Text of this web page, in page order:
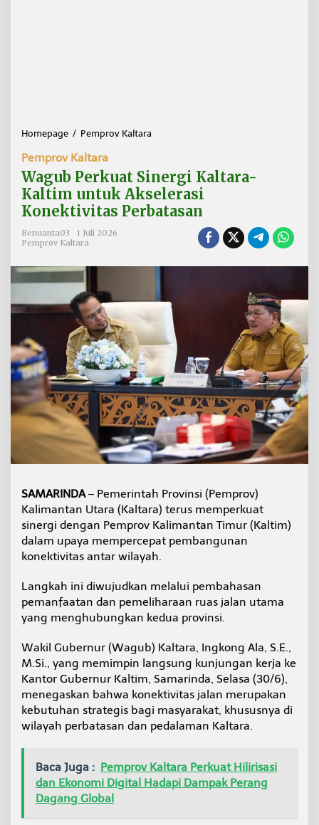
Homepage / Pemprov Kaltara
u
b
P
e
i
n
r
g
i
K
a
l
t
a
r
a
-
a
i
m
u
k
A
s
e
r
a
s
i
o
n
e
Pemprov Kaltara
Wagub Perkuat Sinergi Kaltara-
Kaltim untuk Akselerasi
Konektivitas Perbatasan
Benuanta03
1 Juli 2026
Pemprov Kaltara
SAMARINDA– Pemerintah Provinsi (Pemprov)
Kalimantan Utara (Kaltara) terus memperkuat
sinergi dengan Pemprov Kalimantan Timur (Kaltim)
dalam upaya mempercepat pembangunan
konektivitas antar wilayah.
Langkah ini diwujudkan melalui pembahasan
pemanfaatan dan pemeliharaan ruas jalan utama
yang menghubungkan kedua provinsi.
Wakil Gubernur (Wagub) Kaltara, Ingkong Ala, S.E.,
M.Si., yang memimpin langsung kunjungan kerja ke
Kantor Gubernur Kaltim, Samarinda, Selasa (30/6),
menegaskan bahwa konektivitas jalan merupakan
kebutuhan strategis bagi masyarakat, khususnya di
wilayah perbatasan dan pedalaman Kaltara.
Baca Juga : Pemprov Kaltara Perkuat Hilirisasi
dan Ekonomi Digital Hadapi Dampak Perang
Dagang Global